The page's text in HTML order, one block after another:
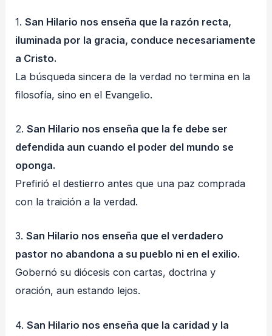
1.San Hilario nos enseña que la razón recta,
iluminada por la gracia, conduce necesariamente
a Cristo.
La búsqueda sincera de la verdad no termina en la
filosofía, sino en el Evangelio.
2.San Hilario nos enseña que la fe debe ser
defendida aun cuando el poder del mundo se
oponga.
Prefirió el destierro antes que una paz comprada
con la traición a la verdad.
3.San Hilario nos enseña que el verdadero
pastor no abandona a su pueblo ni en el exilio.
Gobernó su diócesis con cartas, doctrina y
oración, aun estando lejos.
4.San Hilario nos enseña que la caridad y la